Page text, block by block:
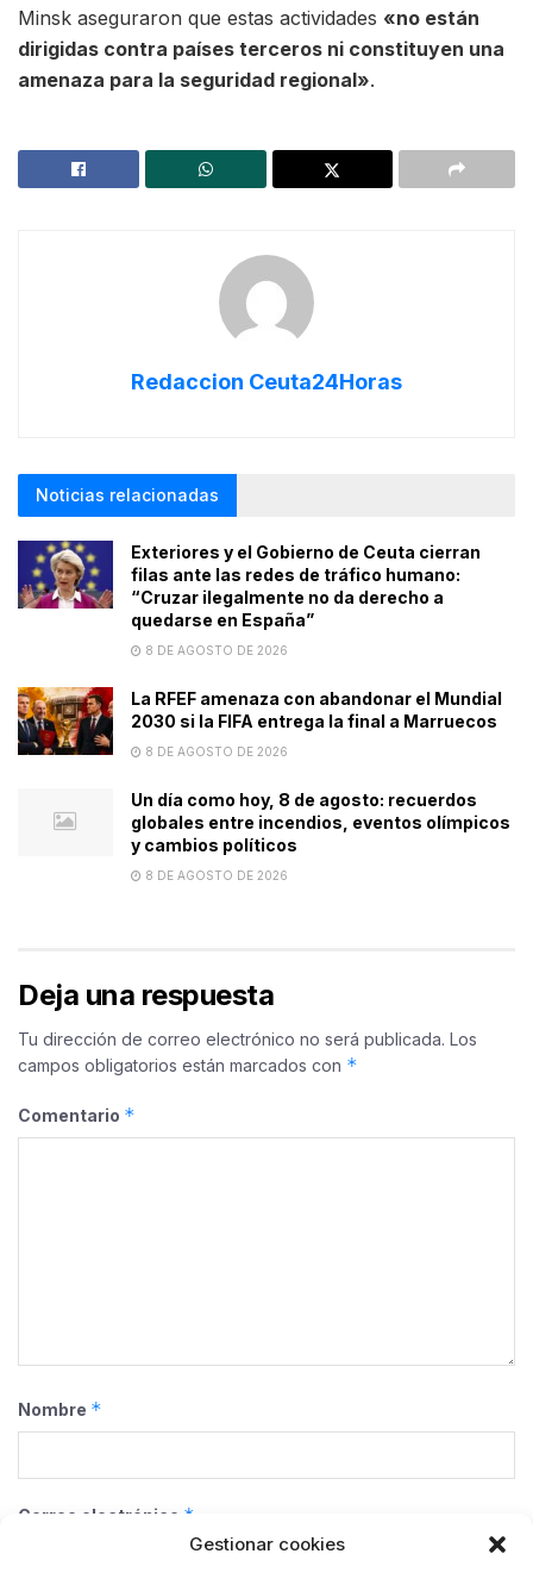
Gestionar cookies
Minsk aseguraron que estas actividades «no están
dirigidas contra países terceros ni constituyen una
amenaza para la seguridad regional».
Redaccion Ceuta24Horas
Noticias relacionadas
Exteriores y el Gobierno de Ceuta cierran
filas ante las redes de tráfico humano:
“Cruzar ilegalmente no da derecho a
quedarse en España”
8 DE AGOSTO DE 2026
La RFEF amenaza con abandonar el Mundial
2030 si la FIFA entrega la final a Marruecos
8 DE AGOSTO DE 2026
Un día como hoy, 8 de agosto: recuerdos
globales entre incendios, eventos olímpicos
y cambios políticos
8 DE AGOSTO DE 2026
Deja una respuesta
Tu dirección de correo electrónico no será publicada. Los
campos obligatorios están marcados con *
Comentario *
Nombre *
Correo electrónico *